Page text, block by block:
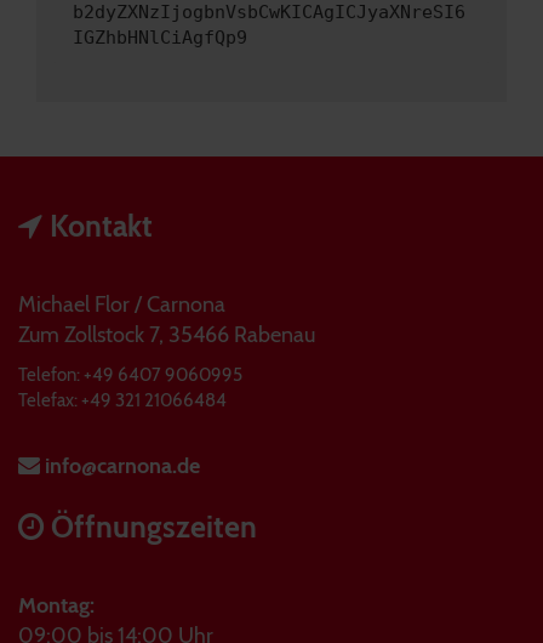
b2dyZXNzIjogbnVsbCwKICAgICJyaXNreSI6
IGZhbHNlCiAgfQp9
Kontakt
Michael Flor / Carnona
Zum Zollstock 7, 35466 Rabenau
Telefon: +49 6407 9060995
Telefax: +49 321 21066484
info@carnona.de
Öffnungszeiten
Montag:
09:00 bis 14:00 Uhr